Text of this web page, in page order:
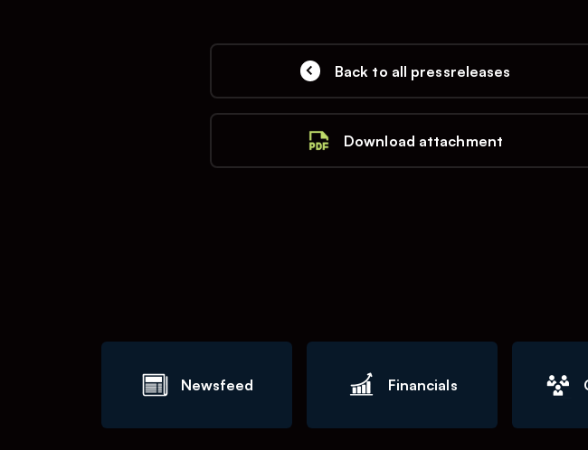
Back to all pressreleases
Download attachment
Newsfeed Financials